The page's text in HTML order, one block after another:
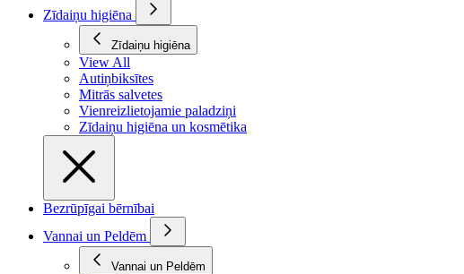
Zīdaiņu higiēna
Zīdaiņu higiēna
View All
Autiņbiksītes
Mitrās salvetes
Vienreizlietojamie paladziņi
Zīdaiņu higiēna un kosmētika
Bezrūpīgai bērnībai
Vannai un Peldēm
Vannai un Peldēm